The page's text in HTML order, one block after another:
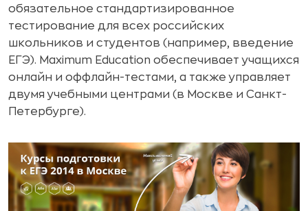
обязательное стандартизированное
тестирование для всех российских
школьников и студентов (например, введение
ЕГЭ). Maximum Education обеспечивает учащихся
онлайн и оффлайн-тестами, а также управляет
двумя учебными центрами (в Москве и Санкт-
Петербурге).